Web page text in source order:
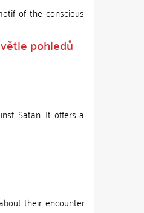
of the conscious
pohledů
Satan. It offers a
their encounter